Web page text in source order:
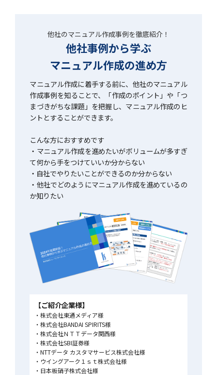
他社のマニュアル作成事例を徹底紹介！
他社事例から学ぶ
マニュアル作成の進め方
マニュアル作成に着手する前に、他社のマニュアル
作成事例を知ることで、「作成のポイント」や「つ
まづきがちな課題」を把握し、マニュアル作成のヒ
ントとすることができます。
こんな方におすすめです
・マニュアル作成を進めたいがボリュームが多すぎ
て何から手をつけていいか分からない
・自社でやりたいことができるのか分からない
・他社でどのようにマニュアル作成を進めているの
か知りたい
【ご紹介企業様】
株式会社東通メディア様
株式会社BANDAI SPIRITS様
株式会社ＮＴＴデータ関西様
株式会社SBI証券様
NTTデータ カスタマサービス株式会社様
ウイングアーク１ｓｔ株式会社様
日本板硝子株式会社様